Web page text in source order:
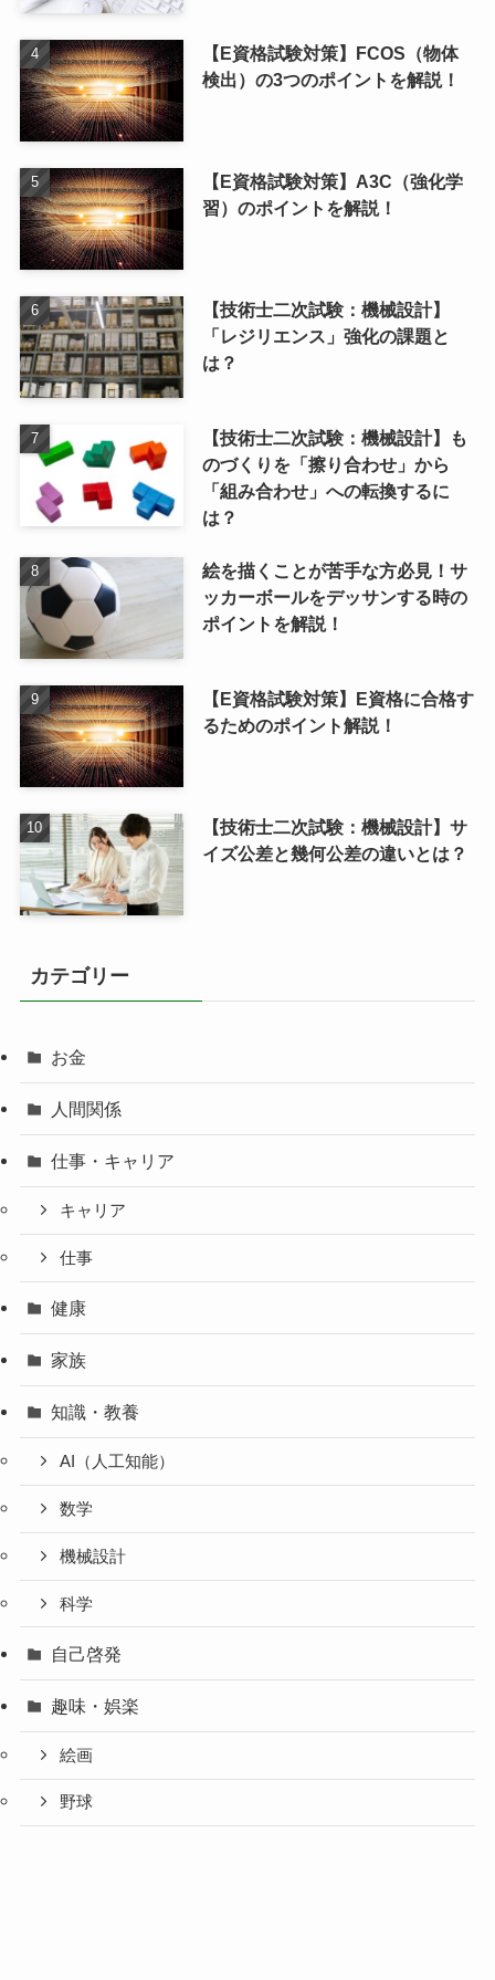
【E資格試験対策】FCOS（物体
検出）の3つのポイントを解説！
【E資格試験対策】A3C（強化学
習）のポイントを解説！
【技術士二次試験：機械設計】
「レジリエンス」強化の課題と
は？
【技術士二次試験：機械設計】も
のづくりを「擦り合わせ」から
「組み合わせ」への転換するに
は？
絵を描くことが苦手な方必見！サ
ッカーボールをデッサンする時の
ポイントを解説！
【E資格試験対策】E資格に合格す
るためのポイント解説！
【技術士二次試験：機械設計】サ
イズ公差と幾何公差の違いとは？
カテゴリー
お金
人間関係
仕事・キャリア
キャリア
仕事
健康
家族
知識・教養
AI（人工知能）
数学
機械設計
科学
自己啓発
趣味・娯楽
絵画
野球